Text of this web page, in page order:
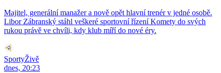
Majitel, generální manažer a nově opět hlavní trenér v jedné osobě.
Libor Zábranský stáhl veškeré sportovní řízení Komety do svých
rukou právě ve chvíli, kdy klub míří do nové éry.
SportyŽivě
dnes, 20:23